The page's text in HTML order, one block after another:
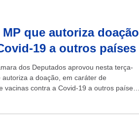
MP que autoriza doação
19 a outros países
dos Deputados aprovou nesta terça-
a doação, em caráter de
contra a Covid-19 a outros países.